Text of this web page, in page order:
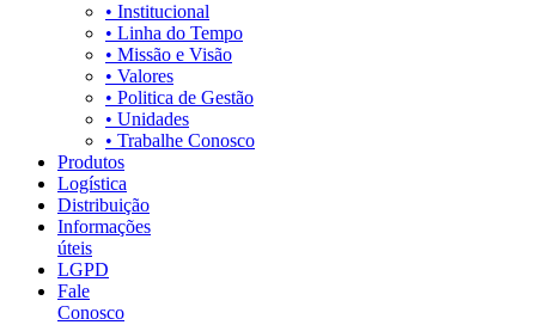
• Institucional
• Linha do Tempo
• Missão e Visão
• Valores
• Politica de Gestão
• Unidades
• Trabalhe Conosco
Produtos
Logística
Distribuição
Informações
úteis
LGPD
Fale
Conosco